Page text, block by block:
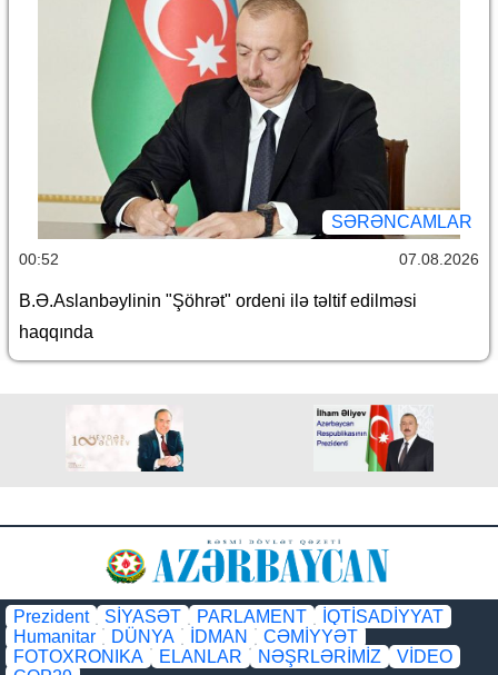
SƏRƏNCAMLAR
00:52 07.08.2026
B.Ə.Aslanbəylinin "Şöhrət" ordeni ilə təltif edilməsi
haqqında
Prezident SİYASƏT PARLAMENT
İQTİSADİYYAT
Humanitar
DÜNYA İDMAN
CƏMİYYƏT
FOTOXRONIKA
ELANLAR NƏŞRLƏRİMİZ
VİDEO